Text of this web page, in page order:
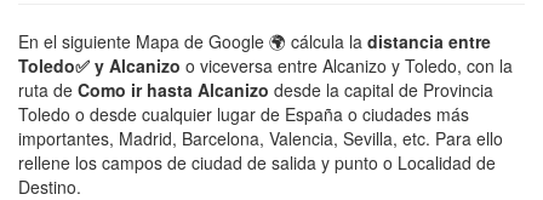
En el siguiente Mapa de Google 🌍 cálcula la distancia entre
Toledo✅ y Alcanizo o viceversa entre Alcanizo y Toledo, con la
ruta de Como ir hasta Alcanizo desde la capital de Provincia
Toledo o desde cualquier lugar de España o ciudades más
importantes, Madrid, Barcelona, Valencia, Sevilla, etc. Para ello
rellene los campos de ciudad de salida y punto o Localidad de
Destino.